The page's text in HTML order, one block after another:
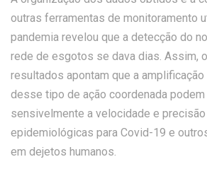
outras ferramentas de monitoramento
pandemia revelou que a detecção do
rede de esgotos se dava dias. Assim,
resultados apontam que a
desse tipo de ação coordenada podem
sensivelmente a velocidade e
epidemiológicas para Covid-19 e
em dejetos humanos.